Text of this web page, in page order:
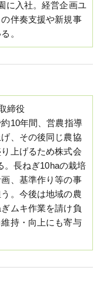
に入社。経営企画ユ
伴奏支援や新規事
。
締役
10年間、営農指導
、その後同じ農協
上げるため株式会
。長ねぎ10haの栽培
、基準作り等の事
。今後は地域の農
ムキ作業を請け負
持・向上にも寄与